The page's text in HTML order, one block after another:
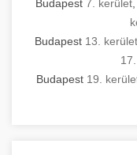
Budapest 7. kerület,
Budapest 13. kerület
Budapest 19.